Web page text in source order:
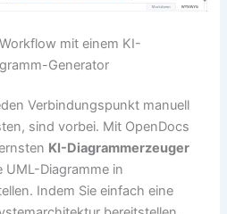
mit einem KI-
Generator
Verbindungspunkt manuell
sind vorbei. Mit OpenDocs
KI-Diagrammerzeuger
Diagramme in
Indem Sie einfach eine